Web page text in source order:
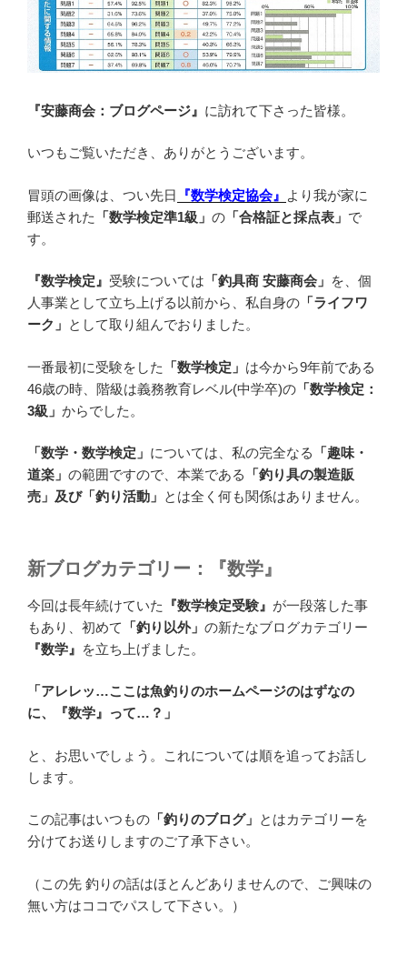
『安藤商会：ブログページ』 に訪れて下さった皆様。
いつもご覧いただき、ありがとうございます。
冒頭の画像は、つい先日 『数学検定協会』 より我が家に
郵送された
「数学検定準1級」 の 「合格証と採点表」 で
す。
『数学検定』 受験については 「釣具商 安藤商会」 を、個
人事業として立ち上げる以前から、私自身の 「ライフワ
ーク」 として取り組んでおりました。
一番最初に受験をした 「数学検定」 は今から9年前である
46歳の時、階級は義務教育レベル(中学卒)の 「数学検定：
3級」 からでした。
「数学・数学検定」 については、私の完全なる
「趣味・
道楽」 の範囲ですので、本業である
「釣り具の製造販
売」及び「釣り活動」 とは全く何も関係はありません。
新ブログカテゴリー：『数学』
今回は長年続けていた 『数学検定受験』 が一段落した事
もあり、初めて
「釣り以外」 の新たなブログカテゴリー
『数学』 を立ち上げました。
「アレレッ…ここは魚釣りのホームページのはずなの
に、『数学』って…？」
と、お思いでしょう。これについては順を追ってお話し
します。
この記事はいつもの 「釣りのブログ」 とはカテゴリーを
分けてお送りしますのご了承下さい。
（この先 釣りの話はほとんどありませんので、ご興味の
無い方はココでパスして下さい。）